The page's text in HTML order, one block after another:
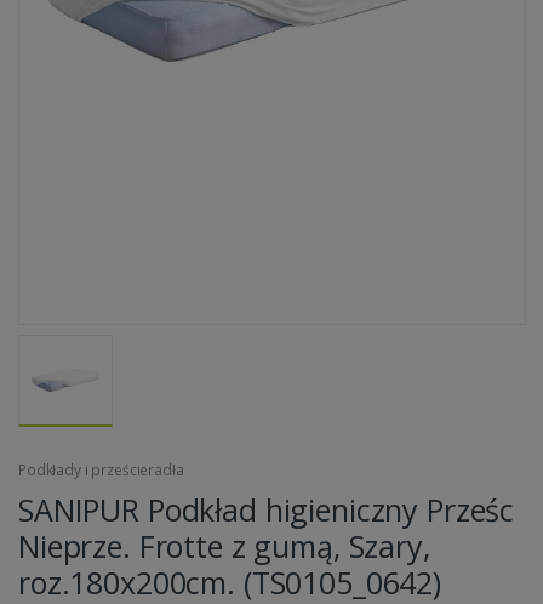
Podkłady i prześcieradła
SANIPUR Podkład higieniczny Prześc
Nieprze. Frotte z gumą, Szary,
roz.180x200cm. (TS0105_0642)